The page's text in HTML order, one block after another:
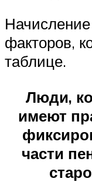
факторов,
таблице.
Люди,
имеют
части